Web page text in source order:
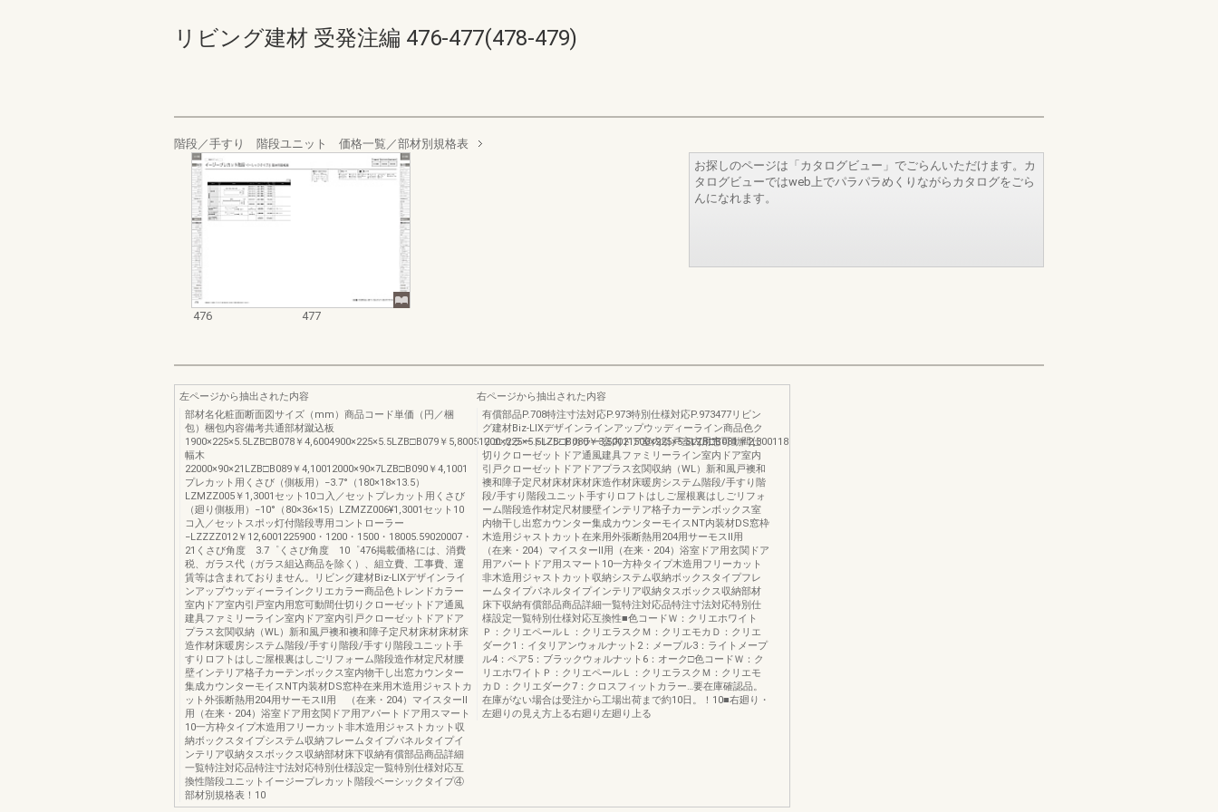
リビング建材 受発注編 476-477(478-479)
階段／手すり 階段ユニット 価格一覧／部材別規格表
476 477
お探しのページは「カタログビュー」でごらんいただけます。カ
タログビューではweb上でパラパラめくりながらカタログをごら
んになれます。
左ページから抽出された内容
部材名化粧面断面図サイズ（mm）商品コード単価（円／梱
包）梱包内容備考共通部材蹴込板
1900×225×5.5LZB□B078￥4,6004900×225×5.5LZB□B079￥5,80051200×225×5.5LZB□B080￥3,50021500×225×5.5LZB□B081￥2,30011800×225×5.5LZB□B082￥3,1001
幅木
22000×90×21LZB□B089￥4,10012000×90×7LZB□B090￥4,1001
プレカット用くさび（側板用）−3.7°（180×18×13.5）
LZMZZ005￥1,3001セット10コ入／セットプレカット用くさび
（廻り側板用）−10°（80×36×15）LZMZZ006¥1,3001セット10
コ入／セットスポッ灯付階段専用コントローラー
−LZZZZ012￥12,6001225900・1200・1500・18005.59020007・
21くさび角度 3.7゜くさび角度 10゜476掲載価格には、消費
税、ガラス代（ガラス組込商品を除く）、組立費、工事費、運
賃等は含まれておりません。リビング建材Biz-LIXデザインライ
ンアップウッディーラインクリエカラー商品色トレンドカラー
室内ドア室内引戸室内用窓可動間仕切りクローゼットドア通風
建具ファミリーライン室内ドア室内引戸クローゼットドアドア
プラス玄関収納（WL）新和風戸襖和襖和障子定尺材床材床材床
造作材床暖房システム階段/手すり階段/手すり階段ユニット手
すりロフトはしご屋根裏はしごリフォーム階段造作材定尺材腰
壁インテリア格子カーテンボックス室内物干し出窓カウンター
集成カウンターモイスNT内装材DS窓枠在来用木造用ジャストカ
ット外張断熱用204用サーモスⅡ用 （在来・204）マイスターⅡ
用（在来・204）浴室ドア用玄関ドア用アパートドア用スマート
10一方枠タイプ木造用フリーカット非木造用ジャストカット収
納ボックスタイプシステム収納フレームタイプパネルタイプイ
ンテリア収納タスボックス収納部材床下収納有償部品商品詳細
一覧特注対応品特注寸法対応特別仕様設定一覧特別仕様対応互
換性階段ユニットイージープレカット階段ベーシックタイプ④
部材別規格表！10
右ページから抽出された内容
有償部品P.708特注寸法対応P.973特別仕様対応P.973477リビン
グ建材Biz-LIXデザインラインアップウッディーライン商品色ク
リエカラートレンドカラー室内ドア室内引戸室内用窓可動間仕
切りクローゼットドア通風建具ファミリーライン室内ドア室内
引戸クローゼットドアドアプラス玄関収納（WL）新和風戸襖和
襖和障子定尺材床材床材床造作材床暖房システム階段/手すり階
段/手すり階段ユニット手すりロフトはしご屋根裏はしごリフォ
ーム階段造作材定尺材腰壁インテリア格子カーテンボックス室
内物干し出窓カウンター集成カウンターモイスNT内装材DS窓枠
木造用ジャストカット在来用外張断熱用204用サーモスⅡ用
（在来・204）マイスターⅡ用（在来・204）浴室ドア用玄関ドア
用アパートドア用スマート10一方枠タイプ木造用フリーカット
非木造用ジャストカット収納システム収納ボックスタイプフレ
ームタイプパネルタイプインテリア収納タスボックス収納部材
床下収納有償部品商品詳細一覧特注対応品特注寸法対応特別仕
様設定一覧特別仕様対応互換性■色コードＷ：クリエホワイト
Ｐ：クリエペールＬ：クリエラスクＭ：クリエモカＤ：クリエ
ダーク1：イタリアンウォルナット2：メープル3：ライトメープ
ル4：ペア5：ブラックウォルナット6：オーク□色コードＷ：ク
リエホワイトＰ：クリエペールＬ：クリエラスクＭ：クリエモ
カＤ：クリエダーク7：クロスフィットカラー…要在庫確認品。
在庫がない場合は受注から工場出荷まで約10日。！10■右廻り・
左廻りの見え方上る右廻り左廻り上る